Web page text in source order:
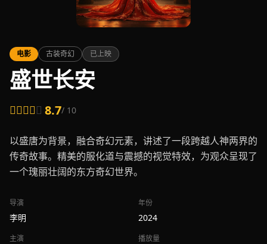
电影 古装奇幻 已上映
盛世长安
8.7/ 10
以盛唐为背景，融合奇幻元素，讲述了一段跨越人神两界的
传奇故事。精美的服化道与震撼的视觉特效，为观众呈现了
一个瑰丽壮阔的东方奇幻世界。
导演
李明
年份
2024
主演 播放量